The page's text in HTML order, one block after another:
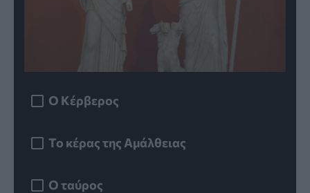
Ο Κέρβερος
Το κέρας της Αμάλθειας
Ο ταύρος